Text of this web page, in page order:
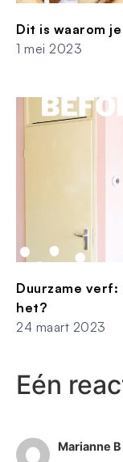
Dit is waarom
1 mei 2023
Duurzame
het?
24 maart 2023
Eén
Marianne B